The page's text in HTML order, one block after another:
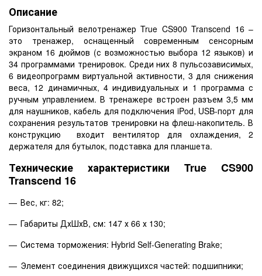
Описание
Горизонтальный велотренажер True CS900 Transcend 16 –
это тренажер, оснащенный современным сенсорным
экраном 16 дюймов (с возможностью выбора 12 языков) и
34 программами тренировок. Среди них 8 пульсозависимых,
6 видеопрограмм виртуальной активности, 3 для снижения
веса, 12 динамичных, 4 индивидуальных и 1 программа с
ручным управлением. В тренажере встроен разъем 3,5 мм
для наушников, кабель для подключения iPod, USB-порт для
сохранения результатов тренировки на флеш-накопитель. В
конструкцию входит вентилятор для охлаждения, 2
держателя для бутылок, подставка для планшета.
Технические характеристики True CS900
Transcend 16
Вес, кг: 82;
Габариты ДхШхВ, см: 147 х 66 х 130;
Система торможения: Hybrid Self-Generating Brake;
Элемент соединения движущихся частей: подшипники;